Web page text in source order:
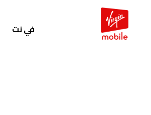
في نت